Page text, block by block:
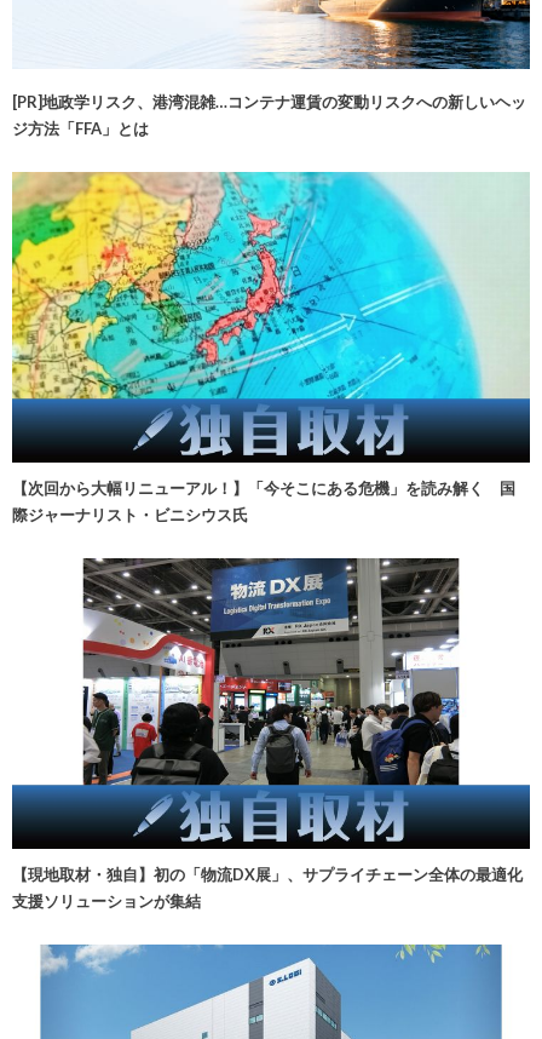
[PR]地政学リスク、港湾混雑…コンテナ運賃の変動リスクへの新しいヘッ
ジ方法「FFA」とは
【次回から大幅リニューアル！】「今そこにある危機」を読み解く 国
際ジャーナリスト・ビニシウス氏
【現地取材・独自】初の「物流DX展」、サプライチェーン全体の最適化
支援ソリューションが集結